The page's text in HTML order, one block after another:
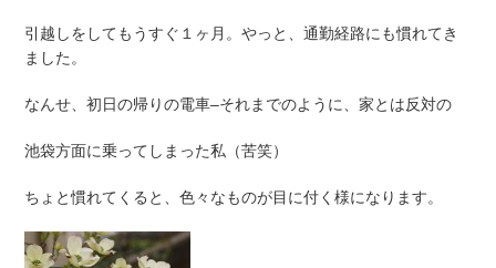
引越しをしてもうすぐ１ヶ月。やっと、通勤経路にも慣れてき
ました。
なんせ、初日の帰りの電車–それまでのように、家とは反対の
池袋方面に乗ってしまった私（苦笑）
ちょと慣れてくると、色々なものが目に付く様になります。